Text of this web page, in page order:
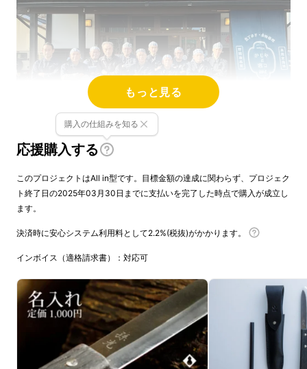
石川・能登半島にある小さな町で野鍛冶を営む
『ふくべ鍛冶』 です。復興の目処がまだ立た
ない今だからこそ、何が提供できるかを考え、
私たちの思い・歴史・技術の結晶として、生ま
れたアウトドアナイフ。そんな渾身の1本が遂
では大変お多くの皆様からの応援購入、本当に
ありがとうございました。プロジェクト終了後
すぐではございますが、2024.1.1の能登半島地
震から1年経った今だからこそ、もう一度石
川・能登を元気にするべく、アンコールプロ
ジェクトを実施させていただくことにしまし
もっと見る
応援購入する
購入の仕組みを知る
このプロジェクトはAll in型です。目標金額の達成に関わらず、プロジェク
ト終了日の2025年03月30日までに支払いを完了した時点で購入が成立し
ます。
決済時に安心システム利用料として2.2%(税抜)がかかります。
インボイス（適格請求書）：対応可